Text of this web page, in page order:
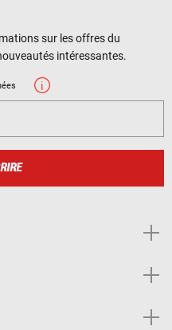
sur les offres du
intéressantes.